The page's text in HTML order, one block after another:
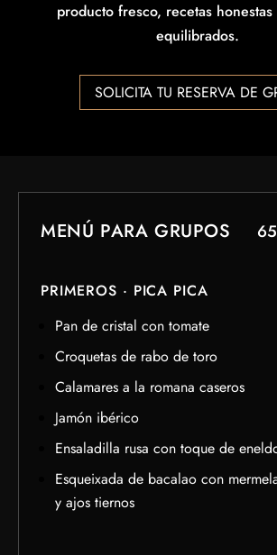
producto fresco, recetas
equilibrados.
SOLICITA TU RESERVA DE
MENÚ PARA GRUPOS
PRIMEROS · PICA PICA
Pan de cristal con tomate
Croquetas de rabo de toro
Calamares a la romana caseros
Jamón ibérico
Ensaladilla rusa con toque de
Esqueixada de bacalao con
y ajos tiernos